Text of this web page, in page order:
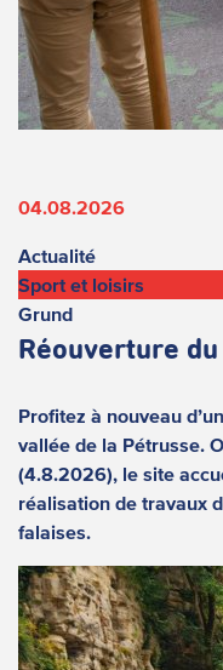
04.08.2026
Actualité
Sport et loisirs
Grund
Réouverture
Profitez à nouveau
vallée de la Pétrusse.
(4.8.2026), le site
réalisation de travaux
falaises.